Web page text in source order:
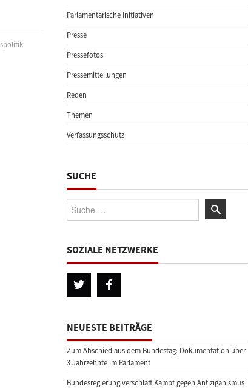
Parlamentarische Initiativen
Presse
Pressefotos
Pressemitteilungen
Reden
Themen
Verfassungsschutz
SUCHE
Suche:
SOZIALE NETZWERKE
NEUESTE BEITRÄGE
Zum Abschied aus dem Bundestag: Dokumentation über
3 Jahrzehnte im Parlament
Bundesregierung verschläft Kampf gegen Antiziganismus